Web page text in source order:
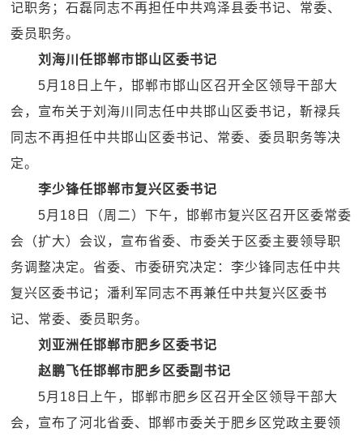
记职务；石磊同志不再担任中共鸡泽县委书记、常委、
委员职务。
刘海川任邯郸市邯山区委书记
5月18日上午，邯郸市邯山区召开全区领导干部大
会，宣布关于刘海川同志任中共邯山区委书记，靳禄兵
同志不再担任中共邯山区委书记、常委、委员职务等决
定。
李少锋任邯郸市复兴区委书记
5月18日（周二）下午，邯郸市复兴区召开区委常委
会（扩大）会议，宣布省委、市委关于区委主要领导职
务调整决定。省委、市委研究决定：李少锋同志任中共
复兴区委书记；潘利军同志不再兼任中共复兴区委书
记、常委、委员职务。
刘亚洲任邯郸市肥乡区委书记
赵鹏飞任邯郸市肥乡区委副书记
5月18日上午，邯郸市肥乡区召开全区领导干部大
会，宣布了河北省委、邯郸市委关于肥乡区党政主要领